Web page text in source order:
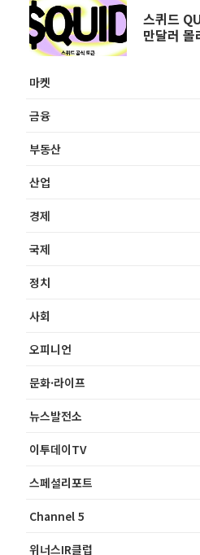
스퀴드
만달러
마켓
금융
부동산
산업
경제
국제
정치
사회
오피니언
문화·라이프
뉴스발전소
이투데이TV
스페셜리포트
Channel 5
위너스IR클럽